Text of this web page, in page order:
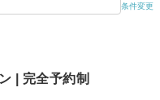
条件変更
| 完全予約制